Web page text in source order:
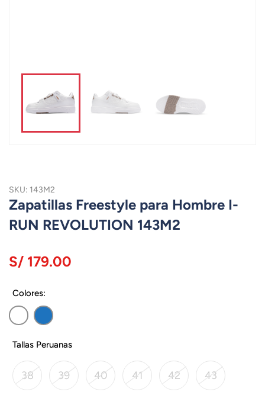
SKU: 143M2
Zapatillas Freestyle para Hombre I-
RUN REVOLUTION 143M2
S/ 179.00
Colores:
Tallas Peruanas
38 39 40 41 42 43